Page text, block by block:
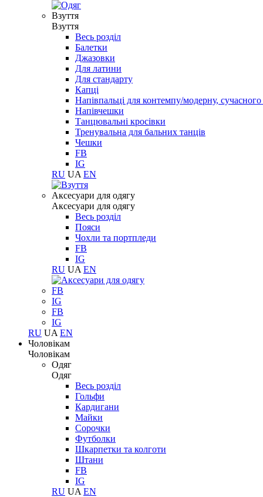
Взуття
Взуття
Весь розділ
Балетки
Джазовки
Для латини
Для стандарту
Капці
Напівпальці для контемпу/модерну,
Напівчешки
Танцювальні кросівки
Тренувальна для бальних танців
Чешки
FB
IG
RU UA EN
Aксесуари для одягу
Aксесуари для одягу
Весь розділ
Пояси
Чохли та портпледи
FB
IG
RU UA EN
FB
IG
FB
IG
RU UA EN
Чоловікам
Чоловікам
Одяг
Одяг
Весь розділ
Гольфи
Кардигани
Майки
Сорочки
Футболки
Шкарпетки та колготи
Штани
FB
IG
RU UA EN